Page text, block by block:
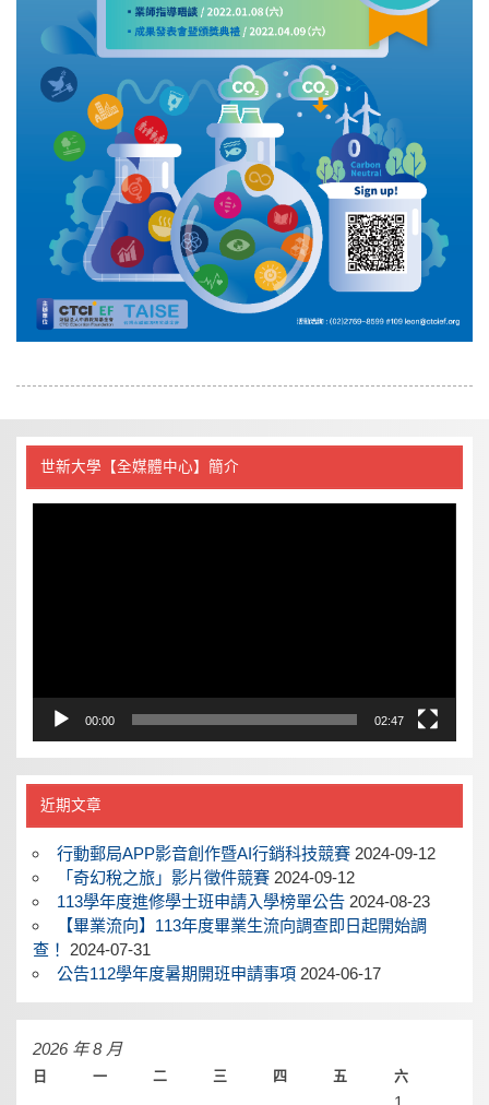
世新大學【全媒體中心】簡介
00:00 02:47
近期文章
行動郵局APP影音創作暨AI行銷科技競賽 2024-09-12
「奇幻稅之旅」影片徵件競賽 2024-09-12
113學年度進修學士班申請入學榜單公告 2024-08-23
【畢業流向】113年度畢業生流向調查即日起開始調
查！
2024-07-31
公告112學年度暑期開班申請事項 2024-06-17
2026 年 8 月
日 一 二 三 四 五 六